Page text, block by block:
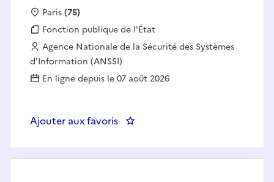
Localisation :
Paris(75)
Fonction publique :
Fonction publique de l'État
Employeur :
Agence Nationale de la Sécurité des Systèmes
d'Information (ANSSI)
En ligne depuis le 07 août 2026
Ajouter aux favoris : Chef(fe) du bureau veille et